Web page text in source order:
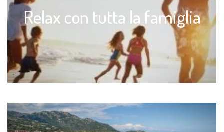
Relax con tutta la famiglia